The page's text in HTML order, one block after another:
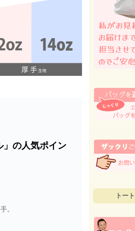
の人気ポイン
。
トー